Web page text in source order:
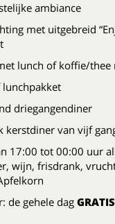
ambiance
met uitgebreid
lunch of koffie/thee
driegangendiner
kerstdiner van vijf
17:00 tot 00:00 uur
wijn, frisdrank,
de gehele dag GRATIS